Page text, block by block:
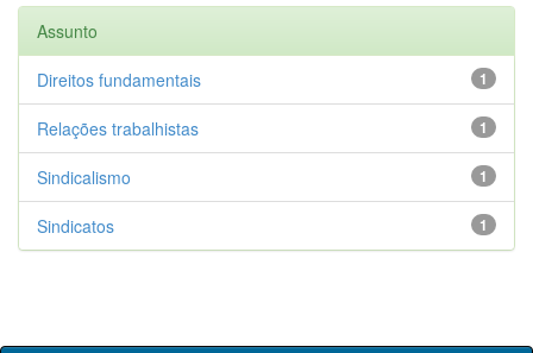
Assunto
1
Direitos fundamentais
1
Relações trabalhistas
1
Sindicalismo
1
Sindicatos